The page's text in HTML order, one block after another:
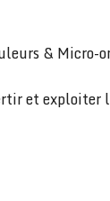
& Micro-
et exploiter